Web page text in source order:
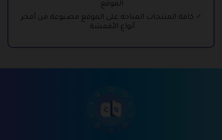
الموقع.
كافة المنتجات المتاحة على الموقع مصنوعة من أفخر
أنواع الأقمشة.